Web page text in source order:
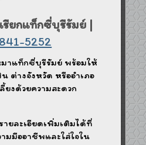
รียกแท็กซี่บุรีรัมย์ |
5252
าแท็กซี่บุรีรัมย์ พร้อมให้
ต่างจังหวัด หรืออำเภอ
ยงด้วยความสะดวก
ยละเอียดเพิ่มเติมได้ที่
มมืออาชีพและใส่ใจใน